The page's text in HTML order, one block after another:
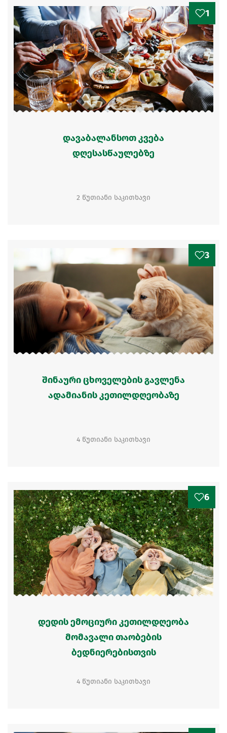
1
დავაბალანსოთ კვება
დღესასწაულებზე
2 წუთიანი საკითხავი
3
შინაური ცხოველების გავლენა
ადამიანის კეთილდღეობაზე
4 წუთიანი საკითხავი
6
დედის ემოციური კეთილდღეობა
მომავალი თაობების
ბედნიერებისთვის
4 წუთიანი საკითხავი